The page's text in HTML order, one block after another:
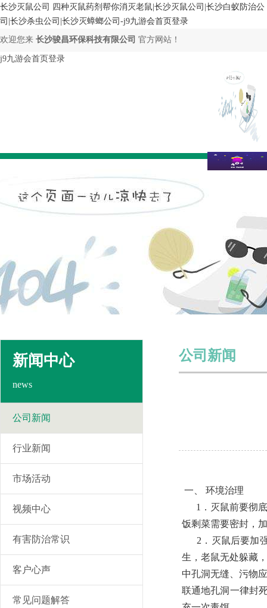
长沙灭鼠公司 四种灭鼠药剂帮你消灭老鼠|长沙灭鼠公司|长沙白蚁防治公
司|长沙杀虫公司|长沙灭蟑螂公司-j9九游会首页登录
欢迎您来 长沙骏昌环保科技有限公司 官方网站！
j9九游会首页登录
新闻中心
news
公司新闻
行业新闻
市场活动
视频中心
有害防治常识
客户心声
常见问题解答
公司新闻
一、 环境治理
1．灭鼠前要彻底
饭剩菜需要密封，
2．灭鼠后要加强
生，老鼠无处躲藏
中孔洞无缝、污物
联通地孔洞一律封